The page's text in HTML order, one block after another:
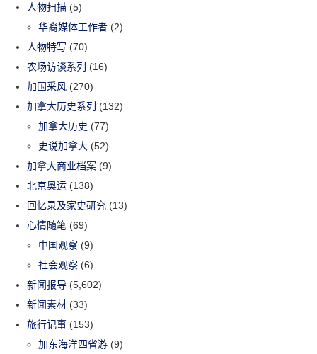
人物扫描 (5)
华裔媒体工作者 (2)
人物特写 (70)
农场访谈系列 (16)
加国采风 (270)
加拿大历史系列 (132)
加拿大历史 (77)
史说加拿大 (52)
加拿大商业档案 (9)
北京奥运 (138)
回忆录及家史研究 (13)
心情随笔 (69)
中国观察 (9)
社会观察 (6)
新闻报导 (5,602)
新闻素材 (33)
旅行记事 (153)
加东海洋四省游 (9)